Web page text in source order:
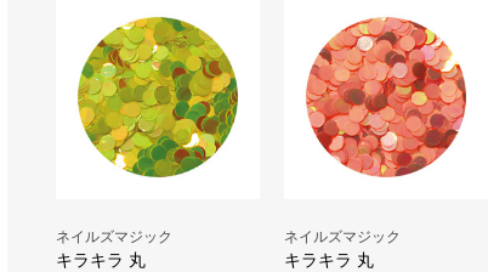
ネイルズマジック
キラキラ 丸
ネイルズマジック
キラキラ 丸